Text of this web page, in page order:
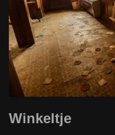
Winkeltje